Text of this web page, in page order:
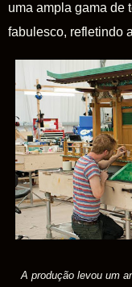
uma ampla gama de
fabulesco, refletindo
A produção levou um